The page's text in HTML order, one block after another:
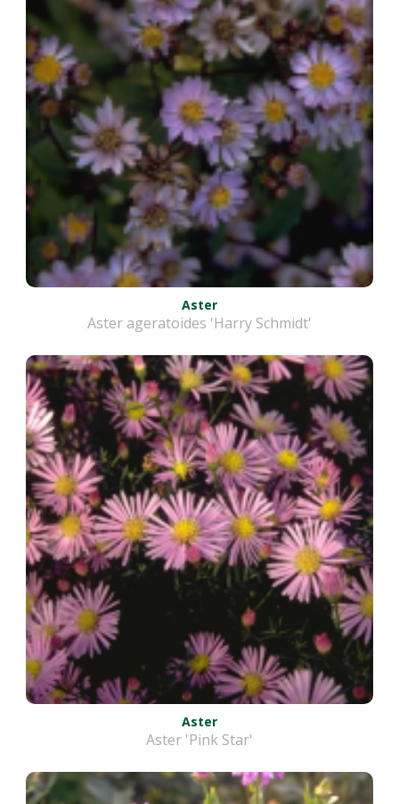
Aster
Aster ageratoides 'Harry Schmidt'
Aster
Aster 'Pink Star'